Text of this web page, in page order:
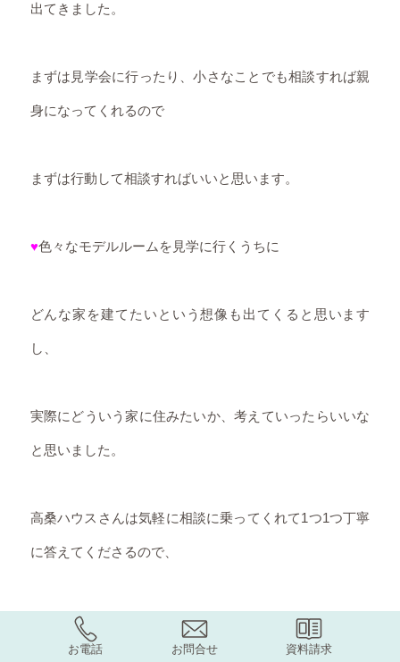
出てきました。
まずは見学会に行ったり、小さなことでも相談すれば親
身になってくれるので
まずは行動して相談すればいいと思います。
♥色々なモデルルームを見学に行くうちに
どんな家を建てたいという想像も出てくると思います
し、
実際にどういう家に住みたいか、考えていったらいいな
と思いました。
高桑ハウスさんは気軽に相談に乗ってくれて1つ1つ丁寧
に答えてくださるので、
あと、遊び心もあります。
お電話 お問合せ 資料請求